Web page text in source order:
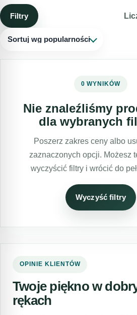
Filtry
Sortuj wg popularności
0 WYNIKÓW
Nie znaleźliśmy
dla wybranych
Poszerz zakres ceny albo
zaznaczonych opcji. Możesz
wyczyścić filtry i wrócić do
Wyczyść filtry
OPINIE KLIENTÓW
Twoje piękno w
rękach